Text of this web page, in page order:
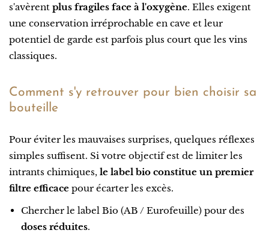
s'avèrent plus fragiles face à l'oxygène. Elles exigent
une conservation irréprochable en cave et leur
potentiel de garde est parfois plus court que les vins
classiques.
Comment s'y retrouver pour bien choisir sa
bouteille
Pour éviter les mauvaises surprises, quelques réflexes
simples suffisent. Si votre objectif est de limiter les
intrants chimiques, le label bio constitue un premier
filtre efficace pour écarter les excès.
Chercher le label Bio (AB / Eurofeuille) pour des
doses réduites.